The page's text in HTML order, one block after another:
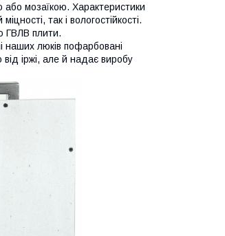
мозаїкою. Характеристики
так і вологостійкості.
ГВЛВ плити.
наших люків пофарбовані
іржі, але й надає виробу